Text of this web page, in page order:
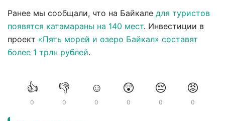
Ранее мы сообщали, что на Байкале для туристов
появятся катамараны на 140 мест. Инвестиции в
проект «Пять морей и озеро Байкал» составят
более 1 трлн рублей.
👍
0
👎
0
☺️
0
😲
0
😔
0
😡
0